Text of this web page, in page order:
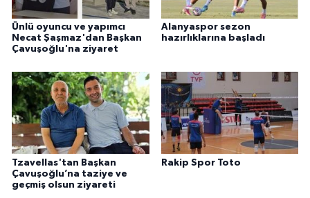
Ünlü oyuncu ve yapımcı
Necat Şaşmaz'dan Başkan
Çavuşoğlu'na ziyaret
Alanyaspor sezon
hazırlıklarına başladı
Tzavellas'tan Başkan
Çavuşoğlu’na taziye ve
geçmiş olsun ziyareti
Rakip Spor Toto